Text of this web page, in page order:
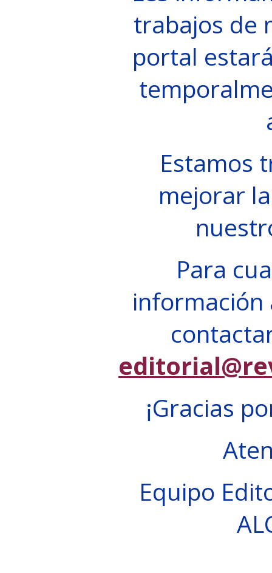
trabajos de
portal
Estamos
mejorar
Para
información
¡Gracias
Equipo